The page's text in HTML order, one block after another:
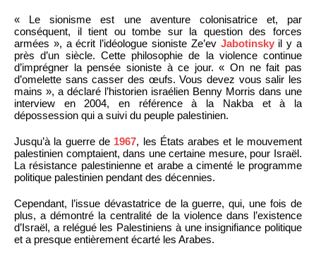
« Le sionisme est une aventure colonisatrice et, par
conséquent, il tient ou tombe sur la question des forces
armées », a écrit l’idéologue sioniste Ze’ev Jabotinskyil y a
près d’un siècle. Cette philosophie de la violence continue
d’imprégner la pensée sioniste à ce jour. « On ne fait pas
d’omelette sans casser des œufs. Vous devez vous salir les
mains », a déclaré l’historien israélien Benny Morris dans une
interview en 2004, en référence à la Nakba et à la
dépossession qui a suivi du peuple palestinien.
Jusqu’à la guerre de 1967, les États arabes et le mouvement
palestinien comptaient, dans une certaine mesure, pour Israël.
La résistance palestinienne et arabe a cimenté le programme
politique palestinien pendant des décennies.
Cependant, l’issue dévastatrice de la guerre, qui, une fois de
plus, a démontré la centralité de la violence dans l’existence
d’Israël, a relégué les Palestiniens à une insignifiance politique
et a presque entièrement écarté les Arabes.